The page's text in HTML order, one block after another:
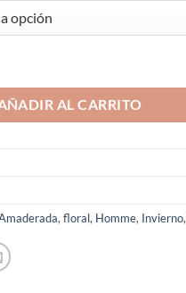
AL CARRITO
, floral, Homme, Invierno,